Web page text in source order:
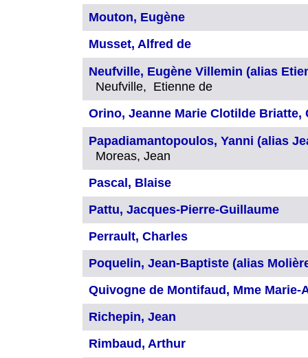
Mouton, Eugène
Musset, Alfred de
Neufville, Eugène Villemin (alias
Neufville, Etienne de
Orino, Jeanne Marie Clotilde
Papadiamantopoulos, Yanni (alias
Moreas, Jean
Pascal, Blaise
Pattu, Jacques-Pierre-Guillaume
Perrault, Charles
Poquelin, Jean-Baptiste (alias
Quivogne de Montifaud, Mme Marie-
Richepin, Jean
Rimbaud, Arthur